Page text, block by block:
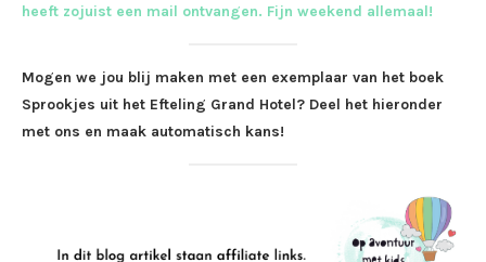
heeft zojuist een mail ontvangen. Fijn weekend allemaal!
Mogen we jou blij maken met een exemplaar van het boek
Sprookjes uit het Efteling Grand Hotel? Deel het hieronder
met ons en maak automatisch kans!